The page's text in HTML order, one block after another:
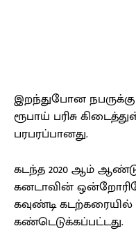
இறந்துபோன நபருக்கு
ரூபாய் பரிசு
பரபரப்பானது.
கடந்த 2020 ஆம்
கனடாவின்
கவுண்டி
கண்டெடுக்கப்பட்டது.